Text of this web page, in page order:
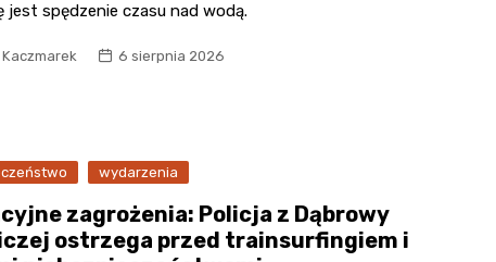
jest spędzenie czasu nad wodą.
6 sierpnia 2026
wydarzenia
zagrożenia: Policja z Dąbrowy
ostrzega przed trainsurfingiem i